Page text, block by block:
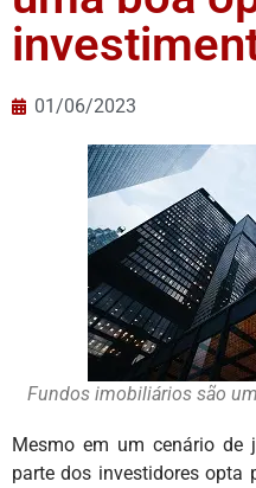
01/06/2023
Fundos imobiliários são
Mesmo em um cenário de
parte dos investidores opta